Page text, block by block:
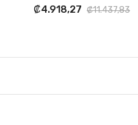
₡4.918,27 ₡11.437,83